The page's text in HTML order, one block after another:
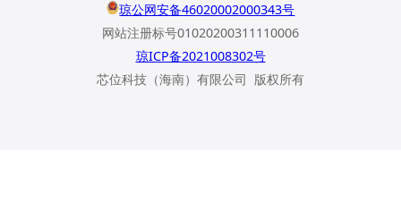
琼公网安备46020002000343号
网站注册标号01020200311110006
琼ICP备2021008302号
芯位科技（海南）有限公司 版权所有